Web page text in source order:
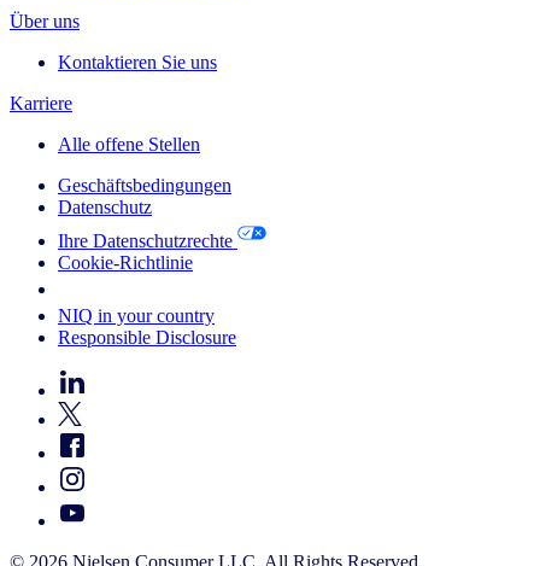
Über uns
Kontaktieren Sie uns
Karriere
Alle offene Stellen
Geschäftsbedingungen
Datenschutz
Ihre Datenschutzrechte
Cookie-Richtlinie
NIQ in your country
Responsible Disclosure
© 2026 Nielsen Consumer LLC. All Rights Reserved.